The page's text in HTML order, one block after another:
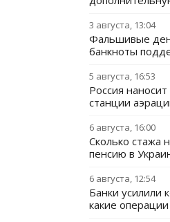
3 августа, 13:04
Фальшивые
банкноты
5 августа, 16:53
Россия
станции
6 августа, 16:00
Сколько стажа
пенсию в
6 августа, 12:54
Банки усилили
какие